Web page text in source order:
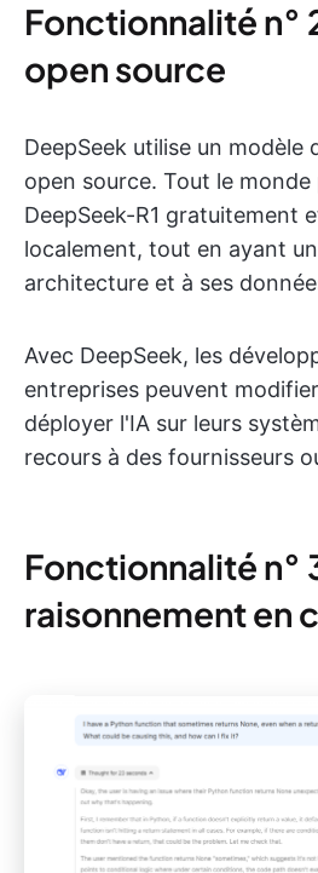
Fonctionnalité n°
open source
DeepSeek utilise un modèle
open source. Tout le
DeepSeek-R1 gratuitement
localement, tout en ayant
architecture et à ses
Avec DeepSeek, les
entreprises peuvent
déployer l'IA sur leurs
recours à des fournisseurs
Fonctionnalité n°
raisonnement en